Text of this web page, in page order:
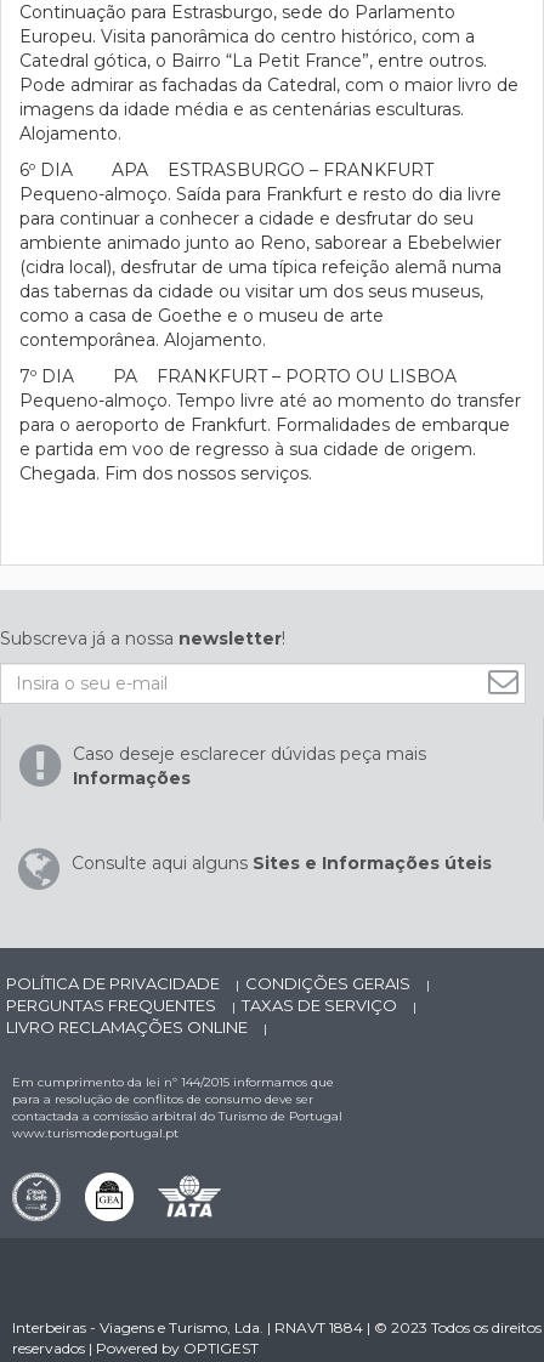
Continuação para Estrasburgo, sede do Parlamento
Europeu. Visita panorâmica do centro histórico, com a
Catedral gótica, o Bairro “La Petit France”, entre outros.
Pode admirar as fachadas da Catedral, com o maior livro de
imagens da idade média e as centenárias esculturas.
Alojamento.
6º DIA APA ESTRASBURGO – FRANKFURT
Pequeno-almoço. Saída para Frankfurt e resto do dia livre
para continuar a conhecer a cidade e desfrutar do seu
ambiente animado junto ao Reno, saborear a Ebebelwier
(cidra local), desfrutar de uma típica refeição alemã numa
das tabernas da cidade ou visitar um dos seus museus,
como a casa de Goethe e o museu de arte
contemporânea. Alojamento.
7º DIA PA FRANKFURT – PORTO OU LISBOA
Pequeno-almoço. Tempo livre até ao momento do transfer
para o aeroporto de Frankfurt. Formalidades de embarque
e partida em voo de regresso à sua cidade de origem.
Chegada. Fim dos nossos serviços.
Subscreva já a nossa newsletter!
Caso deseje esclarecer dúvidas peça mais
Informações
Consulte aqui alguns Sites e Informações úteis
POLÍTICA DE PRIVACIDADE | CONDIÇÕES GERAIS |
PERGUNTAS FREQUENTES | TAXAS DE SERVIÇO |
LIVRO RECLAMAÇÕES ONLINE |
Em cumprimento da lei nº 144/2015 informamos que
para a resolução de conflitos de consumo deve ser
contactada a comissão arbitral do Turismo de Portugal
www.turismodeportugal.pt
Interbeiras - Viagens e Turismo, Lda. | RNAVT 1884 | © 2023 Todos os direitos
reservados | Powered by OPTIGEST